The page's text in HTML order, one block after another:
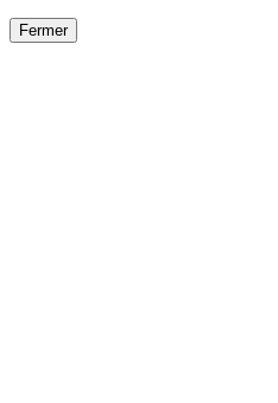
Fermer